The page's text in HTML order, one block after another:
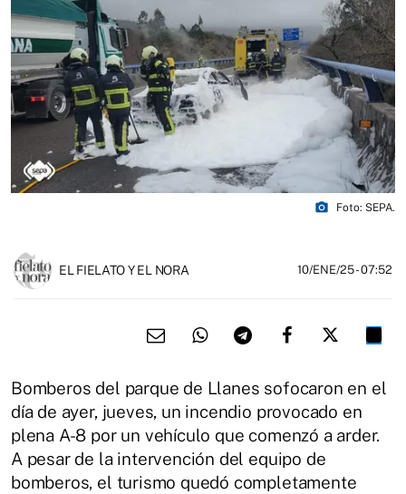
photo_camera Foto: SEPA.
EL FIELATO Y EL NORA 10/ENE/25- 07:52
Bomberos del parque de Llanes sofocaron en el
día de ayer, jueves, un incendio provocado en
plena A-8 por un vehículo que comenzó a arder.
A pesar de la intervención del equipo de
bomberos, el turismo quedó completamente